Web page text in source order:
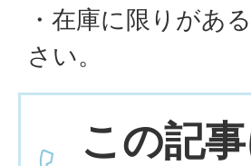
・在庫に限りがあ
さい。
この記